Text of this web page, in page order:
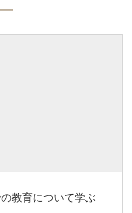
教育について学ぶ